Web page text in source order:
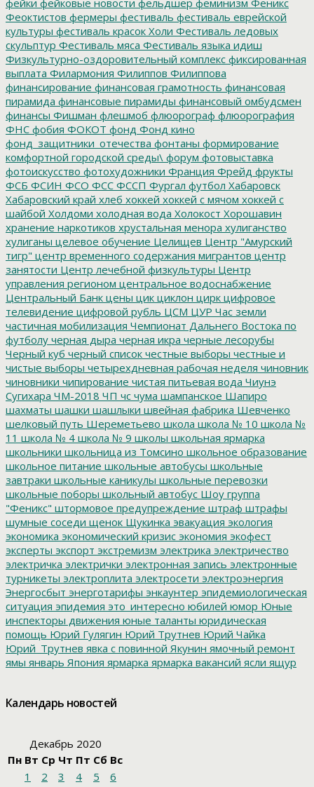
Феоктистов фермеры фестиваль фестиваль еврейской
культуры фестиваль красок Холи Фестиваль ледовых
скульптур Фестиваль мяса Фестиваль языка идиш
Физкультурно-оздоровительный комплекс фиксированная
выплата Филармония Филиппов Филиппова
финансирование финансовая грамотность финансовая
пирамида финансовые пирамиды финансовый омбудсмен
финансы Фишман флешмоб флюорограф флюорография
ФНС фобия ФОКОТ фонд Фонд кино
фонд_защитники_отечества фонтаны формирование
комфортной городской среды\ форум фотовыставка
фотоискусство фотохудожники Франция Фрейд фрукты
ФСБ ФСИН ФСО ФСС ФССП Фургал футбол Хабаровск
Хабаровский край хлеб хоккей хоккей с мячом хоккей с
шайбой Холдоми холодная вода Холокост Хорошавин
хранение наркотиков хрустальная менора хулиганство
хулиганы целевое обучение Целищев Центр "Амурский
тигр" центр временного содержания мигрантов центр
занятости Центр лечебной физкультуры Центр
управления регионом центральное водоснабжение
Центральный Банк цены цик циклон цирк цифровое
телевидение цифровой рубль ЦСМ ЦУР Час земли
частичная мобилизация Чемпионат Дальнего Востока по
футболу черная дыра черная икра черные лесорубы
Черный куб черный список честные выборы честные и
чистые выборы четырехдневная рабочая неделя чиновник
чиновники чипирование чистая питьевая вода Чиунэ
Сугихара ЧМ-2018 ЧП чс чума шампанское Шапиро
шахматы шашки шашлыки швейная фабрика Шевченко
шелковый путь Шереметьево школа школа № 10 школа №
11 школа № 4 школа № 9 школы школьная ярмарка
школьники школьница из Томсино школьное образование
школьное питание школьные автобусы школьные
завтраки школьные каникулы школьные перевозки
школьные поборы школьный автобус Шоу группа
"Феникс" штормовое предупреждение штраф штрафы
шумные соседи щенок Щукинка эвакуация экология
экономика экономический кризис экономия экофест
эксперты экспорт экстремизм электрика электричество
электричка электрички электронная запись электронные
турникеты электроплита электросети электроэнергия
Энергосбыт энерготарифы энкаунтер эпидемиологическая
ситуация эпидемия это_интересно юбилей юмор Юные
инспекторы движения юные таланты юридическая
помощь Юрий Гулягин Юрий Трутнев Юрий Чайка
Юрий_Трутнев явка с повинной Якунин ямочный ремонт
ямы январь Япония ярмарка ярмарка вакансий ясли ящур
Календарь новостей
Декабрь 2020
Пн Вт Ср Чт Пт Сб Вс
1
2 3 4 5
6